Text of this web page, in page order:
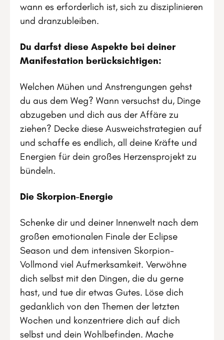
wann es erforderlich ist, sich zu disziplinieren
und dranzubleiben.
Du darfst diese Aspekte bei deiner
Manifestation berücksichtigen:
Welchen Mühen und Anstrengungen gehst
du aus dem Weg? Wann versuchst du, Dinge
abzugeben und dich aus der Affäre zu
ziehen? Decke diese Ausweichstrategien auf
und schaffe es endlich, all deine Kräfte und
Energien für dein großes Herzensprojekt zu
bündeln.
Die Skorpion-Energie
Schenke dir und deiner Innenwelt nach dem
großen emotionalen Finale der Eclipse
Season und dem intensiven Skorpion-
Vollmond viel Aufmerksamkeit. Verwöhne
dich selbst mit den Dingen, die du gerne
hast, und tue dir etwas Gutes. Löse dich
gedanklich von den Themen der letzten
Wochen und konzentriere dich auf dich
selbst und dein Wohlbefinden. Mache